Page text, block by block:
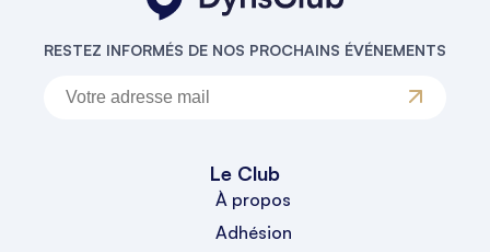
RESTEZ INFORMÉS DE NOS PROCHAINS ÉVÉNEMENTS
Le Club
À propos
Adhésion